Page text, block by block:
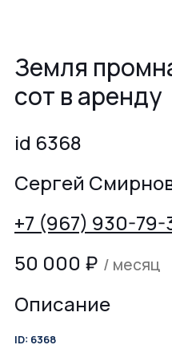
Земля
сот в аренду
id 6368
Сергей
+7 (967) 930-79-
50 000 ₽ / месяц
Описание
ID: 6368